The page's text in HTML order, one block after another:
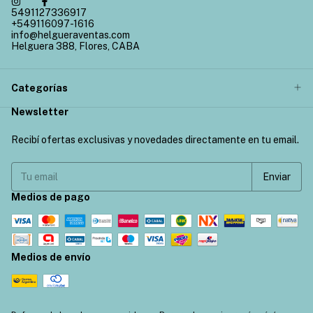
5491127336917
+549116097-1616
info@helgueraventas.com
Helguera 388, Flores, CABA
Categorías
Newsletter
Recibí ofertas exclusivas y novedades directamente en tu email.
Medios de pago
Medios de envío